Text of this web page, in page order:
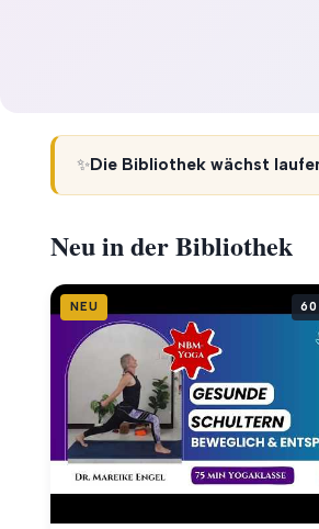
✨Die Bibliothek wächst
Neu in der Bibliothek
NEU 60